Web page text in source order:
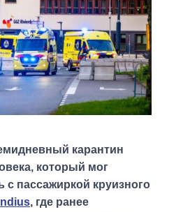
карантин
который мог
с пассажиркой круизного
, где ранее